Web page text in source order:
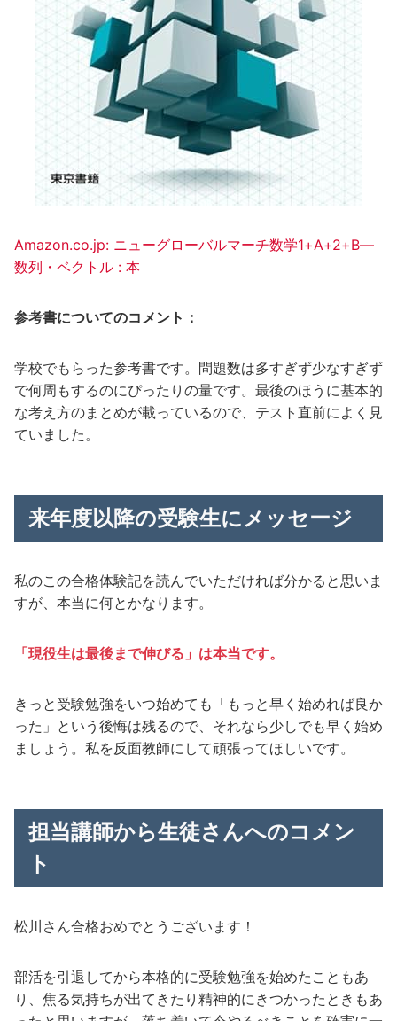
Amazon.co.jp: ニューグローバルマーチ数学1+A+2+B―
数列・ベクトル : 本
参考書についてのコメント：
学校でもらった参考書です。問題数は多すぎず少なすぎず
で何周もするのにぴったりの量です。最後のほうに基本的
な考え方のまとめが載っているので、テスト直前によく見
ていました。
来年度以降の受験生にメッセージ
私のこの合格体験記を読んでいただければ分かると思いま
すが、本当に何とかなります。
「現役生は最後まで伸びる」は本当です。
きっと受験勉強をいつ始めても「もっと早く始めれば良か
った」という後悔は残るので、それなら少しでも早く始め
ましょう。私を反面教師にして頑張ってほしいです。
担当講師から生徒さんへのコメン
ト
松川さん合格おめでとうございます！
部活を引退してから本格的に受験勉強を始めたこともあ
り、焦る気持ちが出てきたり精神的にきつかったときもあ